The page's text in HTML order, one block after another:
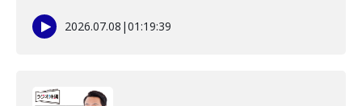
2026.07.08 |01:19:39